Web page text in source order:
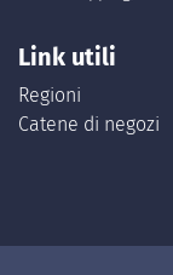
Link utili
Regioni
Catene di negozi